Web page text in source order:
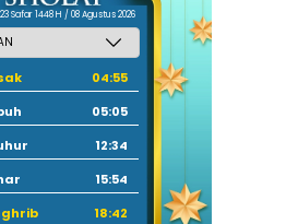
Safar 1448 H / 08 Agustus 2026
04:55
05:05
12:34
15:54
18:42